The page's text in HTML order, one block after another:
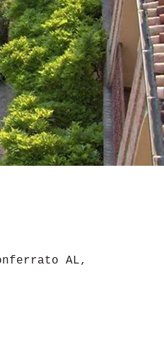
AL,